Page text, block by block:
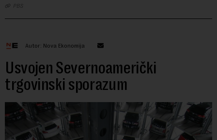
PBS
Autor: Nova Ekonomija
Usvojen Severnoamerički
trgovinski sporazum